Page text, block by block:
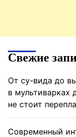
Свежие
От су-вида до
в мультиварках
не стоит
Современный